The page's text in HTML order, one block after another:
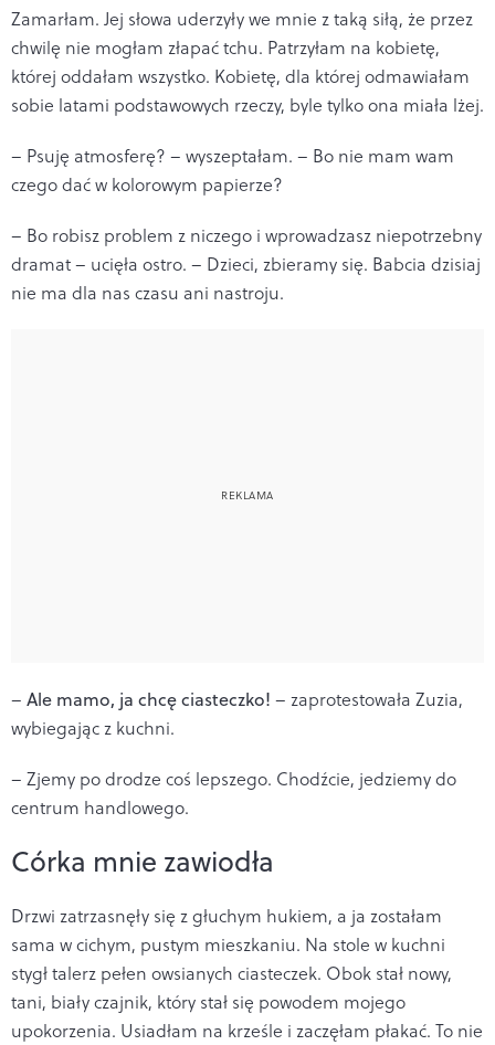
Zamarłam. Jej słowa uderzyły we mnie z taką siłą, że przez
chwilę nie mogłam złapać tchu. Patrzyłam na kobietę,
której oddałam wszystko. Kobietę, dla której odmawiałam
sobie latami podstawowych rzeczy, byle tylko ona miała lżej.
– Psuję atmosferę? – wyszeptałam. – Bo nie mam wam
czego dać w kolorowym papierze?
– Bo robisz problem z niczego i wprowadzasz niepotrzebny
dramat – ucięła ostro. – Dzieci, zbieramy się. Babcia dzisiaj
nie ma dla nas czasu ani nastroju.
– Ale mamo, ja chcę ciasteczko! – zaprotestowała Zuzia,
wybiegając z kuchni.
– Zjemy po drodze coś lepszego. Chodźcie, jedziemy do
centrum handlowego.
Córka mnie zawiodła
Drzwi zatrzasnęły się z głuchym hukiem, a ja zostałam
sama w cichym, pustym mieszkaniu. Na stole w kuchni
stygł talerz pełen owsianych ciasteczek. Obok stał nowy,
tani, biały czajnik, który stał się powodem mojego
upokorzenia. Usiadłam na krześle i zaczęłam płakać. To nie